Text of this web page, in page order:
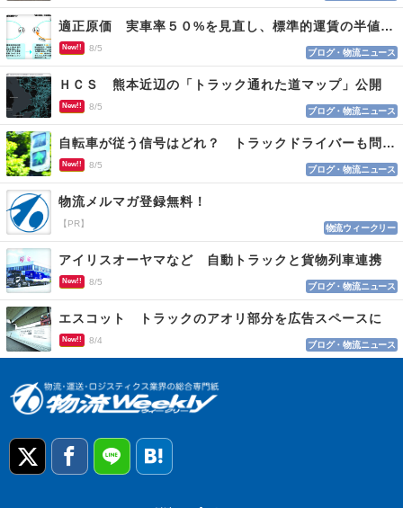
適正原価 実車率５０%を見直し、標準的運賃の半値の恐れも
New!! 8/5 ブログ・物流ニュース
ＨＣＳ 熊本近辺の「トラック通れた道マップ」公開
New!! 8/5 ブログ・物流ニュース
自転車が従う信号はどれ？ トラックドライバーも問われる認識
New!! 8/5 ブログ・物流ニュース
物流メルマガ登録無料！
【PR】 物流ウィークリー
アイリスオーヤマなど 自動トラックと貨物列車連携
New!! 8/5 ブログ・物流ニュース
エスコット トラックのアオリ部分を広告スペースに
New!! 8/4 ブログ・物流ニュース